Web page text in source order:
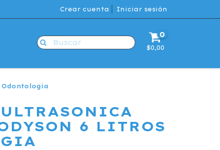
Crear cuenta Iniciar sesión
0
$0,00
6 LITROS